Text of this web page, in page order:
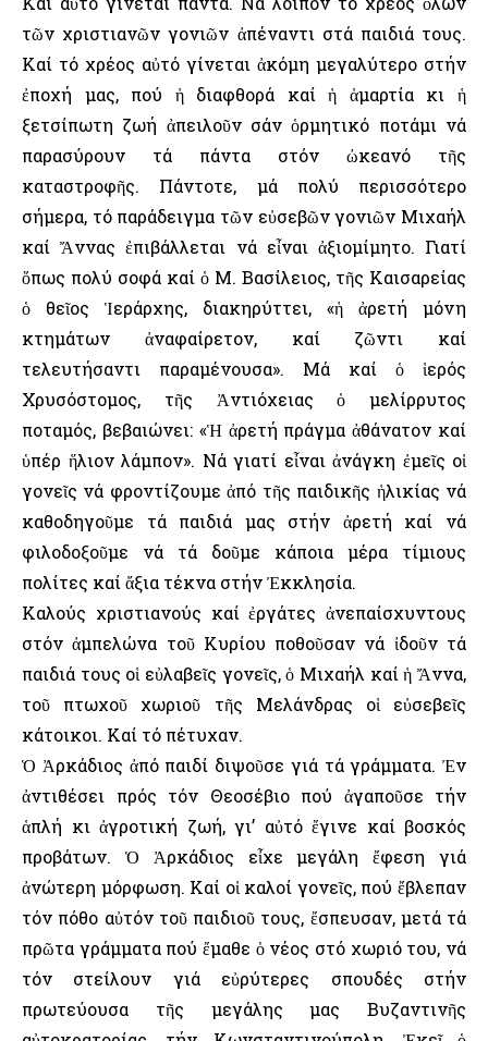
τῶν χριστιανῶν γονιῶν ἀπέναντι στά παιδιά τους.
Καί τό χρέος αὐτό γίνεται ἀκόμη μεγαλύτερο στήν
ἐποχή μας, πού ἡ διαφθορά καί ἡ ἁμαρτία κι ἡ
ξετσίπωτη ζωή ἀπειλοῦν σάν ὁρμητικό ποτάμι νά
παρασύρουν τά πάντα στόν ὠκεανό τῆς
καταστροφῆς. Πάντοτε, μά πολύ περισσότερο
σήμερα, τό παράδειγμα τῶν εὐσεβῶν γονιῶν Μιχαήλ
καί Ἄννας ἐπιβάλλεται νά εἶναι ἀξιομίμητο. Γιατί
ὅπως πολύ σοφά καί ὁ Μ. Βασίλειος, τῆς Καισαρείας
ὁ θεῖος Ἱεράρχης, διακηρύττει, «ἡ ἀρετή μόνη
κτημάτων ἀναφαίρετον, καί ζῶντι καί
τελευτήσαντι παραμένουσα». Μά καί ὁ ἱερός
Χρυσόστομος, τῆς Ἀντιόχειας ὁ μελίρρυτος
ποταμός, βεβαιώνει: «Ἡ ἀρετή πράγμα ἀθάνατον καί
ὑπέρ ἥλιον λάμπον». Νά γιατί εἶναι ἀνάγκη ἐμεῖς οἱ
γονεῖς νά φροντίζουμε ἀπό τῆς παιδικῆς ἡλικίας νά
καθοδηγοῦμε τά παιδιά μας στήν ἀρετή καί νά
φιλοδοξοῦμε νά τά δοῦμε κάποια μέρα τίμιους
πολίτες καί ἄξια τέκνα στήν Ἐκκλησία.
Καλούς χριστιανούς καί ἐργάτες ἀνεπαίσχυντους
στόν ἀμπελώνα τοῦ Κυρίου ποθοῦσαν νά ἰδοῦν τά
παιδιά τους οἱ εὐλαβεῖς γονεῖς, ὁ Μιχαήλ καί ἡ Ἄννα,
τοῦ πτωχοῦ χωριοῦ τῆς Μελάνδρας οἱ εὐσεβεῖς
κάτοικοι. Καί τό πέτυχαν.
Ὁ Ἀρκάδιος ἀπό παιδί διψοῦσε γιά τά γράμματα. Ἐν
ἀντιθέσει πρός τόν Θεοσέβιο πού ἀγαποῦσε τήν
ἁπλή κι ἀγροτική ζωή, γι’ αὐτό ἔγινε καί βοσκός
προβάτων. Ὁ Ἀρκάδιος εἶχε μεγάλη ἔφεση γιά
ἀνώτερη μόρφωση. Καί οἱ καλοί γονεῖς, πού ἔβλεπαν
τόν πόθο αὐτόν τοῦ παιδιοῦ τους, ἔσπευσαν, μετά τά
πρῶτα γράμματα πού ἔμαθε ὁ νέος στό χωριό του, νά
τόν στείλουν γιά εὐρύτερες σπουδές στήν
πρωτεύουσα τῆς μεγάλης μας Βυζαντινῆς